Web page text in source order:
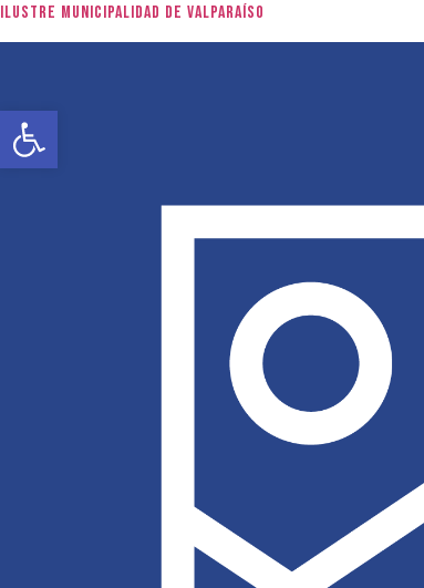
Abrir barra de herramientas
Ilustre Municipalidad de Valparaíso